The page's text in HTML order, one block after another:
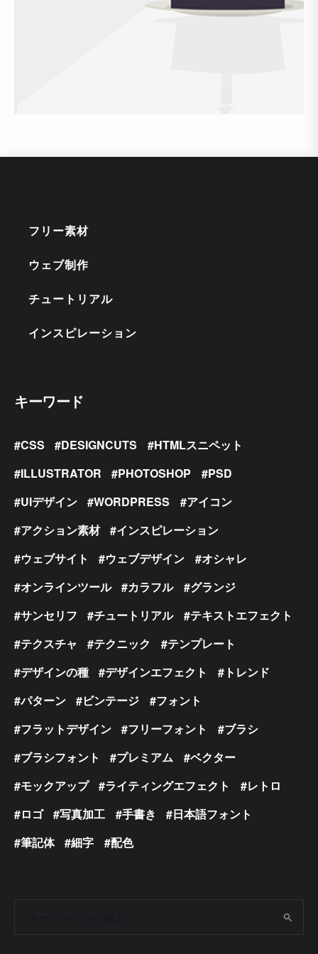
フリー素材
ウェブ制作
チュートリアル
インスピレーション
キーワード
CSS DESIGNCUTS
HTMLスニペット
ILLUSTRATOR
PHOTOSHOP
PSD
UIデザイン
WORDPRESS
アイコン
アクション素材
インスピレーション
ウェブサイト
ウェブデザイン
オシャレ
オンラインツール
カラフル
グランジ
サンセリフ
チュートリアル
テキストエフェクト
テクスチャ
テクニック
テンプレート
デザインの種
デザインエフェクト
トレンド
パターン
ビンテージ
フォント
フラットデザイン
フリーフォント
ブラシ
ブラシフォント
プレミアム
ベクター
モックアップ
ライティングエフェクト
レトロ
ロゴ
写真加工 手書き
日本語フォント
筆記体
細字 配色